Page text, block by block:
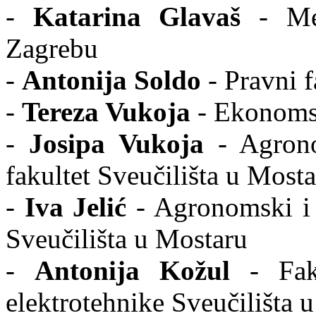
- Katarina Glavaš -
Zagrebu
- Antonija Soldo - Pravni
- Tereza Vukoja -
- Josipa Vukoja -
fakultet Sveučilišta u
- Iva Jelić - Agronomski i
Sveučilišta u Mostaru
- Antonija Kožul -
elektrotehnike Sveučilišta